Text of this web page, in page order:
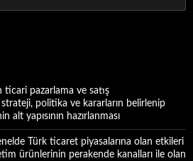
pazarlama ve satış
politika ve kararların belirlenip
alt yapısının hazırlanması
Türk ticaret piyasalarına olan etkileri
ürünlerinin perakende kanalları ile olan